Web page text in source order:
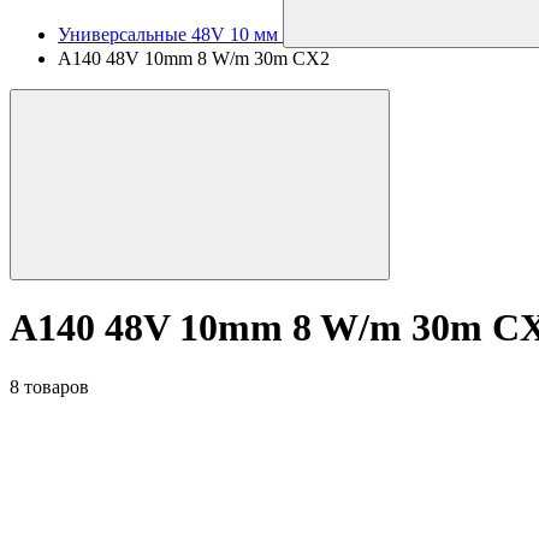
Универсальные 48V 10 мм
A140 48V 10mm 8 W/m 30m CX2
A140 48V 10mm 8 W/m 30m
8 товаров